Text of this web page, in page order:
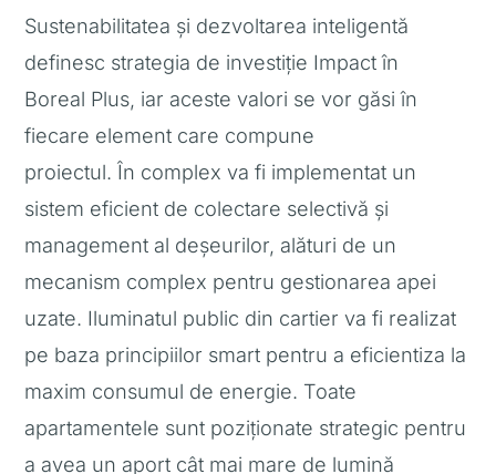
Sustenabilitatea și dezvoltarea inteligentă
definesc strategia de investiție Impact în
Boreal Plus, iar aceste valori se vor găsi în
fiecare element care compune
proiectul. În complex va fi implementat un
sistem eficient de colectare selectivă și
management al deșeurilor, alături de un
mecanism complex pentru gestionarea apei
uzate. Iluminatul public din cartier va fi realizat
pe baza principiilor smart pentru a eficientiza la
maxim consumul de energie. Toate
apartamentele sunt poziționate strategic pentru
a avea un aport cât mai mare de lumină